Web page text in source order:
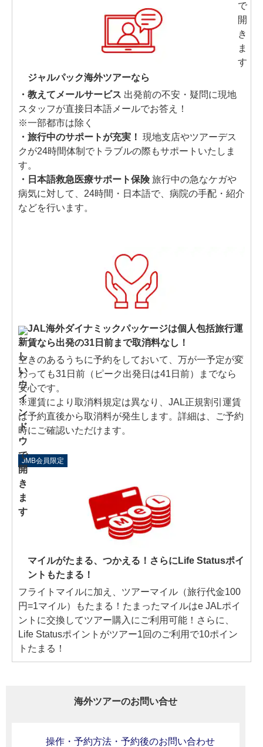
ジャルパック海外ツアーなら
・教えてメールサービス 出発前の不安・疑問に現地
スタッフが直接日本語メールでお答え！
※一部都市は除く
・旅行中のサポートが充実！ 現地支店やツアーデス
クが24時間体制でトラブルの際もサポートいたしま
す。
・日本語救急医療サポート保険旅行中の急なケガや
病気に対して、24時間・日本語で、病院の手配・紹介
などを行います。
JAL海外ダイナミックパッケージは個人包括旅行運
賃なら出発の31日前まで取消料なし！
空きのあるうちに予約をしておいて、万が一予定が変
わっても31日前（ピーク出発日は41日前）までなら
安心です。
※運賃により取消料規定は異なり、JAL正規割引運賃
は予約直後から取消料が発生します。詳細は、ご予約
時にご確認いただけます。
JMB会員限定
マイルがたまる、つかえる！さらにLife Statusポイ
ントもたまる！
フライトマイルに加え、ツアーマイル（旅行代金100
円=1マイル）もたまる！たまったマイルはe JALポイ
ントに交換してツアー購入にご利用可能！さらに、
Life Statusポイントがツアー1回のご利用で10ポイン
トたまる！
海外ツアーのお問い合せ
操作・予約方法・予約後のお問い合わせ